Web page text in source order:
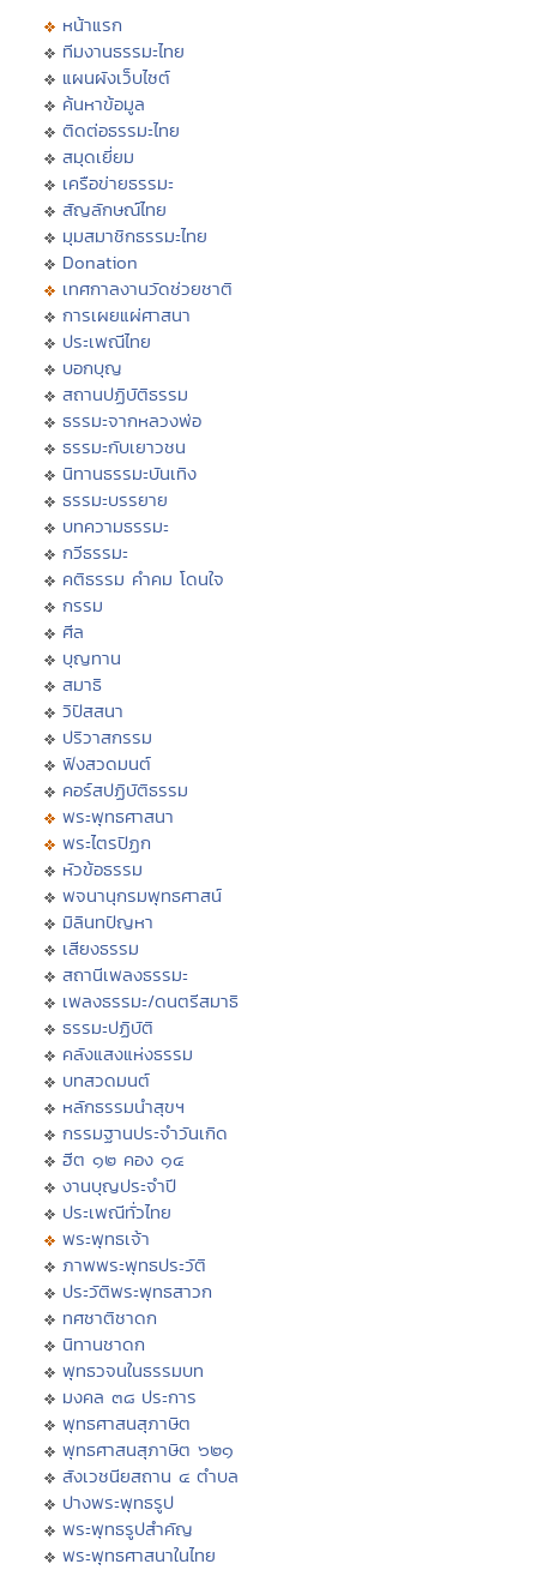
หน้าแรก
ทีมงานธรรมะไทย
แผนผังเว็บไซต์
ค้นหาข้อมูล
ติดต่อธรรมะไทย
สมุดเยี่ยม
เครือข่ายธรรมะ
สัญลักษณ์ไทย
มุมสมาชิกธรรมะไทย
Donation
เทศกาลงานวัดช่วยชาติ
การเผยแผ่ศาสนา
ประเพณีไทย
บอกบุญ
สถานปฏิบัติธรรม
ธรรมะจากหลวงพ่อ
ธรรมะกับเยาวชน
นิทานธรรมะบันเทิง
ธรรมะบรรยาย
บทความธรรมะ
กวีธรรมะ
คติธรรม คำคม โดนใจ
กรรม
ศีล
บุญทาน
สมาธิ
วิปัสสนา
ปริวาสกรรม
ฟังสวดมนต์
คอร์สปฏิบัติธรรม
พระพุทธศาสนา
พระไตรปิฏก
หัวข้อธรรม
พจนานุกรมพุทธศาสน์
มิลินทปัญหา
เสียงธรรม
สถานีเพลงธรรมะ
เพลงธรรมะ/ดนตรีสมาธิ
ธรรมะปฏิบัติ
คลังแสงแห่งธรรม
บทสวดมนต์
หลักธรรมนำสุขฯ
กรรมฐานประจำวันเกิด
ฮีต ๑๒ คอง ๑๔
งานบุญประจำปี
ประเพณีทั่วไทย
พระพุทธเจ้า
ภาพพระพุทธประวัติ
ประวัติพระพุทธสาวก
ทศชาติชาดก
นิทานชาดก
พุทธวจนในธรรมบท
มงคล ๓๘ ประการ
พุทธศาสนสุภาษิต
พุทธศาสนสุภาษิต ๖๒๑
สังเวชนียสถาน ๔ ตำบล
ปางพระพุทธรูป
พระพุทธรูปสำคัญ
พระพุทธศาสนาในไทย